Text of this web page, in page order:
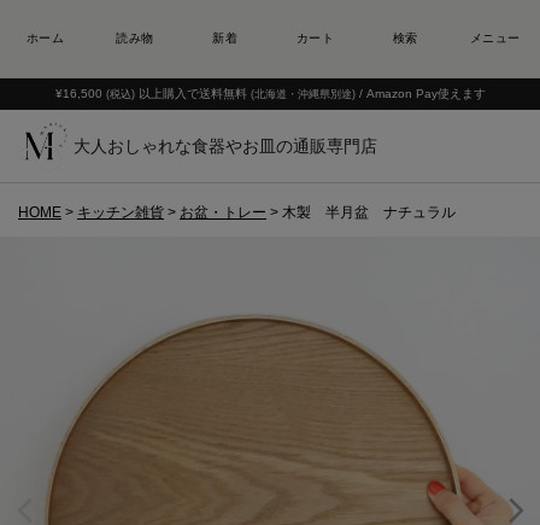
¥16,500 (税込) 以上購入で送料無料 (北海道・沖縄県別途) / Amazon Pay使えます
大人おしゃれな食器やお皿の通販専門店
HOME キッチン雑貨 お盆・トレー 木製 半月盆 ナチュラル